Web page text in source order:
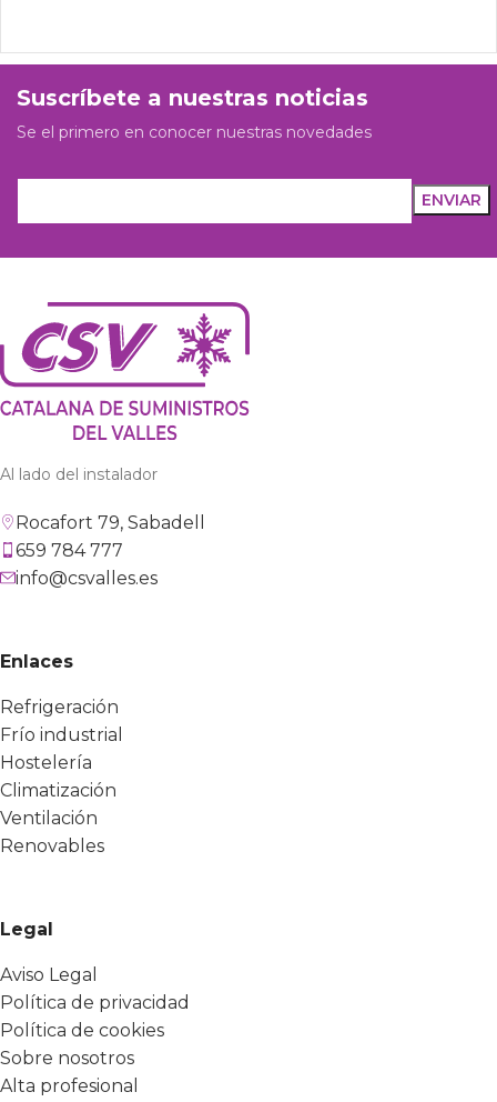
Suscríbete a nuestras noticias
Se el primero en conocer nuestras novedades
Al lado del instalador
Rocafort 79, Sabadell
659 784 777
info@csvalles.es
Enlaces
Refrigeración
Frío industrial
Hostelería
Climatización
Ventilación
Renovables
Legal
Aviso Legal
Política de privacidad
Política de cookies
Sobre nosotros
Alta profesional